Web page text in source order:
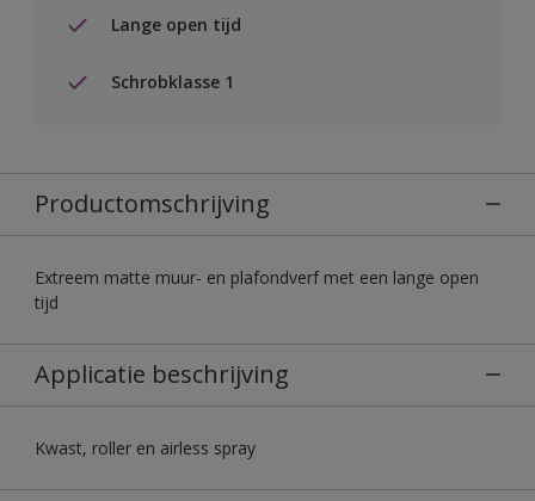
Lange open tijd
Schrobklasse 1
Productomschrijving
Extreem matte muur- en plafondverf met een lange open
tijd
Applicatie beschrijving
Kwast, roller en airless spray